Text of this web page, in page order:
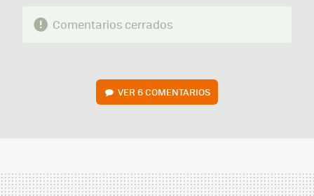
Comentarios cerrados
VER6 COMENTARIOS